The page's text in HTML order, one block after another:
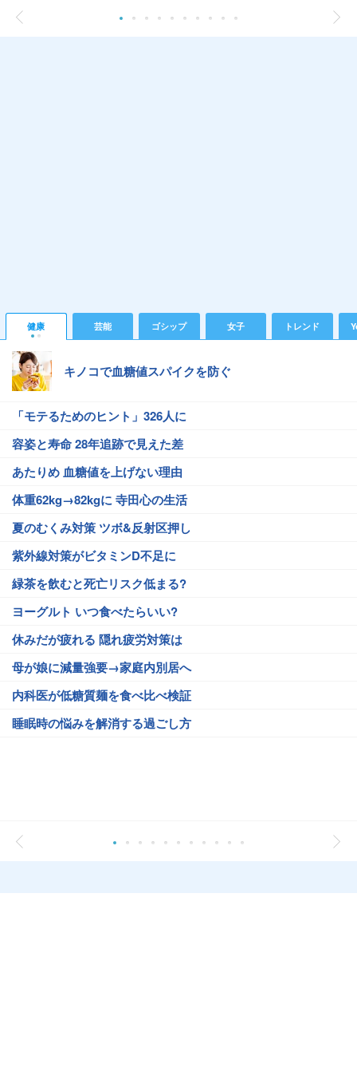
健康 芸能 ゴシップ 女子 トレンド
キノコで血糖値スパイクを防ぐ
「モテるためのヒント」326人に
容姿と寿命 28年追跡で見えた差
あたりめ 血糖値を上げない理由
体重62kg→82kgに 寺田心の生活
夏のむくみ対策 ツボ&反射区押し
紫外線対策がビタミンD不足に
緑茶を飲むと死亡リスク低まる?
ヨーグルト いつ食べたらいい?
休みだが疲れる 隠れ疲労対策は
母が娘に減量強要→家庭内別居へ
内科医が低糖質麺を食べ比べ検証
睡眠時の悩みを解消する過ごし方